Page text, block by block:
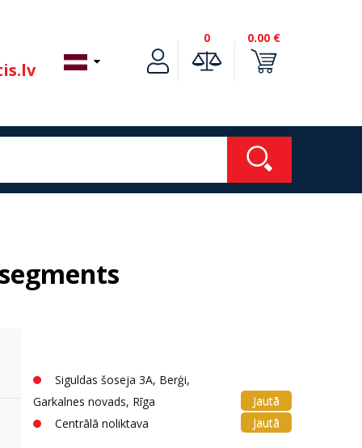
0 0.00 €
Siguldas šoseja 3A, Berģi,
Garkalnes novads, Rīga
Jautā
Centrālā noliktava
Jautā